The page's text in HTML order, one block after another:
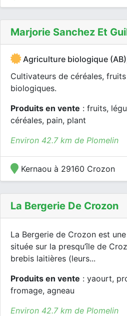
Marjorie Sanchez Et
Agriculture biologique
Cultivateurs de céréales,
biologiques.
Produits en vente : fruits,
céréales, pain, plant
Environ 42.7 km de Plomelin
Kernaou à 29160 Crozon
La Bergerie De Crozon
La Bergerie de Crozon est
située sur la presqu’île de
brebis laitières (leurs...
Produits en vente : yaourt,
fromage, agneau
Environ 42.7 km de Plomelin